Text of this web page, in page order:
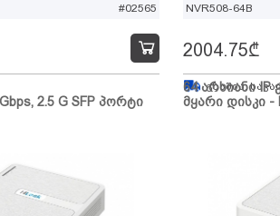
#02565
2.5 G SFP პორტი
NVR508-64B
64 არხიანი IP
მყარი დისკი -
2004.75₾
გზაშია,